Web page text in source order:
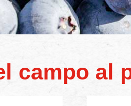
campo al